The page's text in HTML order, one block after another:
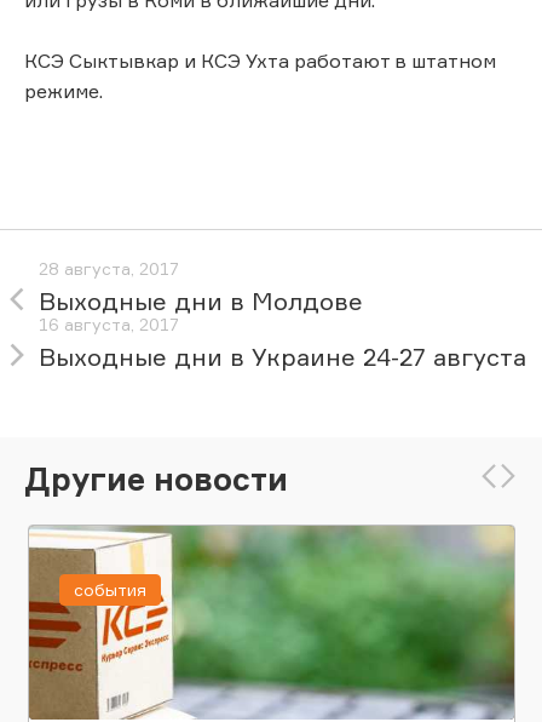
КСЭ Сыктывкар и КСЭ Ухта работают в штатном
режиме.
28 августа, 2017
Выходные дни в Молдове
16 августа, 2017
Выходные дни в Украине 24-27 августа
Другие новости
события